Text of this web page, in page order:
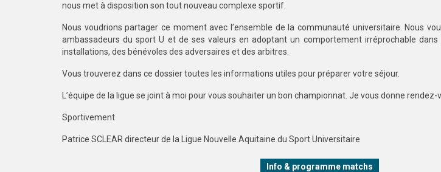
nous met à disposition son tout nouveau complexe sportif.
Nous voudrions partager ce moment avec l’ensemble de la communauté universitaire. Nous
ambassadeurs du sport U et de ses valeurs en adoptant un comportement irréprochable dans
installations, des bénévoles des adversaires et des arbitres.
Vous trouverez dans ce dossier toutes les informations utiles pour préparer votre séjour.
L’équipe de la ligue se joint à moi pour vous souhaiter un bon championnat. Je vous donne
Sportivement
Patrice SCLEAR directeur de la Ligue Nouvelle Aquitaine du Sport Universitaire
Info & programme matchs